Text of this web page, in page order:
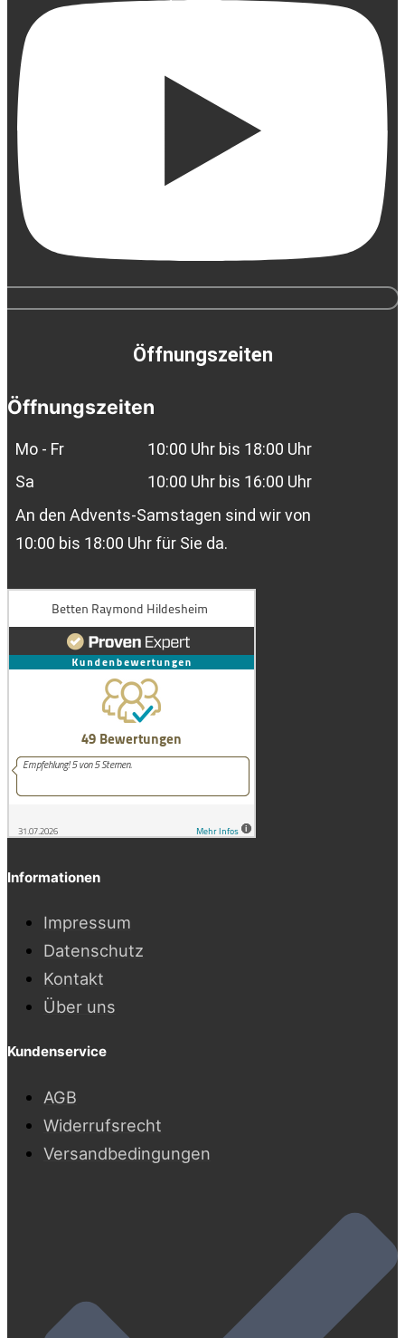
Öffnungszeiten
Öffnungszeiten
Mo - Fr
10:00 Uhr bis 18:00 Uhr
Sa
10:00 Uhr bis 16:00 Uhr
An den Advents-Samstagen sind wir von
10:00 bis 18:00 Uhr für Sie da.
Informationen
Impressum
Datenschutz
Kontakt
Über uns
Kundenservice
AGB
Widerrufsrecht
Versandbedingungen